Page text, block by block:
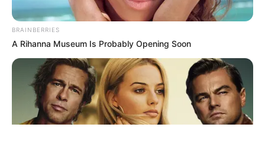
© 2025 EVIANEWS του Γιώργου Κουτσελίνη
BRAINBERRIES
A Rihanna Museum Is Probably Opening Soon